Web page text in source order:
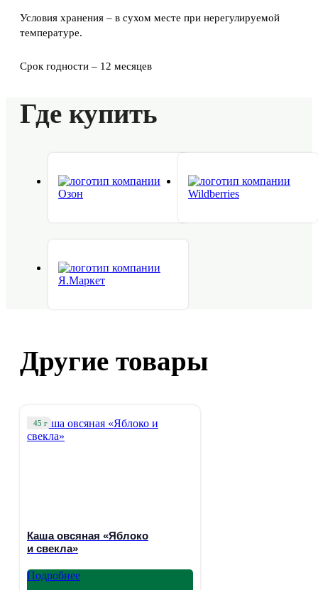
Условия хранения – в сухом месте при нерегулируемой
температуре.
Срок годности – 12 месяцев
Где купить
Другие товары
45 г
Каша овсяная «Яблоко
и свекла»
Подробнее